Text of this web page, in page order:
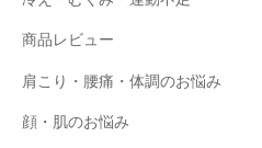
商品レビュー
肩こり・腰痛・体調のお悩み
顔・肌のお悩み